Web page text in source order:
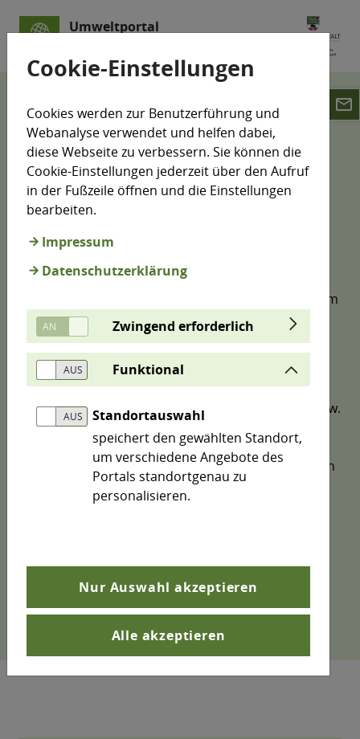
Umweltportal
Klimamonitoring
Klimaschutz-Indikatoren
Industrie und Wirtschaft
emas zertifizierte organisationen
EMAS-zertifizierte
Organisationen
Das EMAS (Eco Management and Audit Scheme) ist
ein freiwilliges, weltweit gültiges Managementsystem
der Europäischen Union, das Unternehmen dabei
hilft, ihren betrieblichen Umweltschutz
eigenverantwortlich und kontinuierlich zu
verbessern.
Der Indikator gibt die Anzahl an Organisationen (bzw.
zugehörigen Standorten) in Eco Management and
Audit Scheme (EMAS) an, die in Sachsen-Anhalt
registriert sind (Firmensitzprinzip). Die dargestellten
Daten berücksichtigen entsprechend nicht die
Standorte in Sachsen-Anhalt, die zu Firmensitzen
lassen sich im Diagramm einzelne Datenreihen
aus- bzw. wieder einschalten.
Cookie-Einstellungen
Cookies werden zur Benutzerführung und
Webanalyse verwendet und helfen dabei,
diese Webseite zu verbessern. Sie können die
Cookie-Einstellungen jederzeit über den Aufruf
in der Fußzeile öffnen und die Einstellungen
bearbeiten.
Impressum
Datenschutzerklärung
Zwingend erforderlich
Funktional
Standortauswahl
speichert den gewählten Standort,
um verschiedene Angebote des
Portals standortgenau zu
personalisieren.
Nur Auswahl akzeptieren
Alle akzeptieren
email